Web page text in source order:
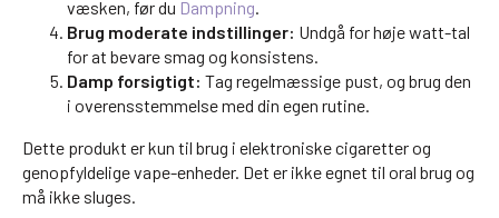
væsken, før du Dampning
Brug moderate indstillinger: Undgå for høje watt-tal
for at bevare smag og konsistens.
Damp forsigtigt: Tag regelmæssige pust, og brug den
i overensstemmelse med din egen rutine.
Dette produkt er kun til brug i elektroniske cigaretter og
genopfyldelige vape-enheder. Det er ikke egnet til oral brug og
må ikke sluges.